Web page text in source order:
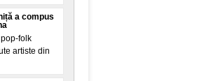
a compus
folk
artiste din